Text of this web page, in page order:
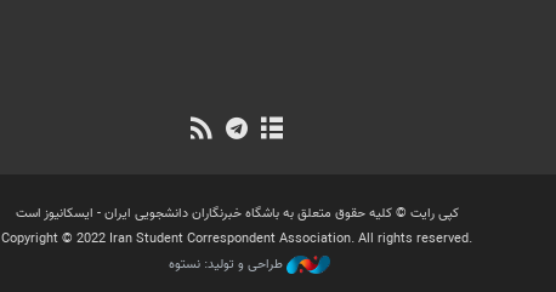
کپی رایت © کلیه حقوق متعلق به باشگاه خبرنگاران دانشجویی ایران - ایسکانیوز است
Copyright © 2022 Iran Student Correspondent Association. All rights reserved.
طراحی و تولید: نستوه